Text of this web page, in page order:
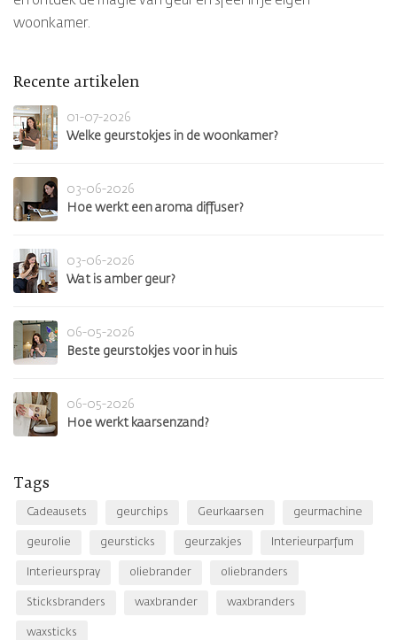
woonkamer.
Recente artikelen
01-07-2026
Welke geurstokjes in de woonkamer?
03-06-2026
Hoe werkt een aroma diffuser?
03-06-2026
Wat is amber geur?
06-05-2026
Beste geurstokjes voor in huis
06-05-2026
Hoe werkt kaarsenzand?
Tags
Cadeausets geurchips Geurkaarsen geurmachine
geurolie geursticks geurzakjes Interieurparfum
Interieurspray oliebrander oliebranders
Sticksbranders waxbrander waxbranders
waxsticks